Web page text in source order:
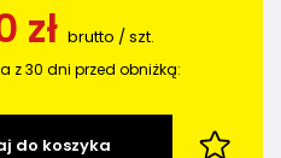
zł brutto /szt.
z 30 dni przed obniżką:
do koszyka